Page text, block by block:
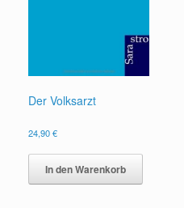
Der Volksarzt
24,90€
In den Warenkorb